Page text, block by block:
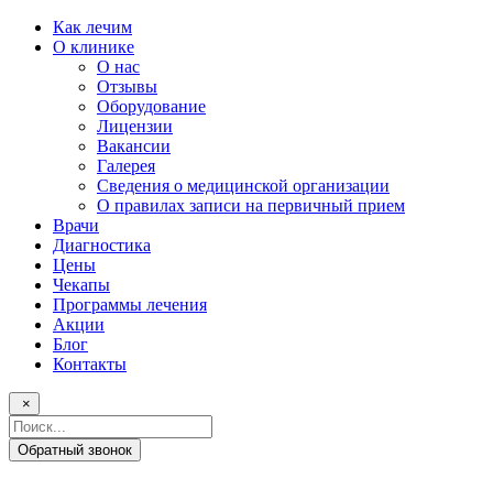
Как лечим
О клинике
О нас
Отзывы
Оборудование
Лицензии
Вакансии
Галерея
Сведения о медицинской организации
О правилах записи на первичный прием
Врачи
Диагностика
Цены
Чекапы
Программы лечения
Акции
Блог
Контакты
×
Поисковый
запрос
Обратный звонок